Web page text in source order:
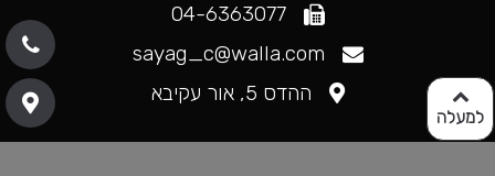
למעלה
04-6363077
sayag_c@walla.com
ההדס 5, אור עקיבא